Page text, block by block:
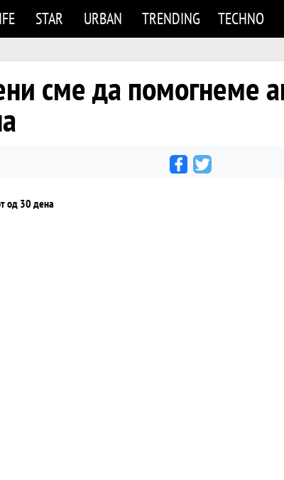
STAR URBAN TRENDING TECHNO
сме да помогнеме